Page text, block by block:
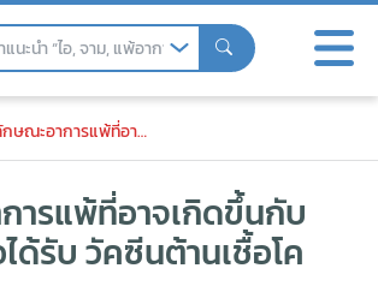
แพ้ที่อาจเกิดขึ้นกับคุณได้ เมื่
ะอาการแพ้ที่อาจเกิดขึ้นกับคุณได้ เมื่อได้รับ วัคซีนต้านเชื้อโควิด-19
ารแพ้ที่อาจเกิดขึ้นกับ
ด้รับ วัคซีนต้านเชื้อโค